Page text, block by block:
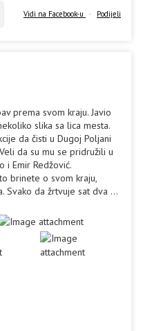
Vidi na Facebook-u · Podijeli
prema svom kraju. Javio
slika sa lica mesta.
da čisti u Dugoj Poljani
da su mu se pridružili u
i Emir Redžović.
brinete o svom kraju,
Svako da žrtvuje sat dva ...